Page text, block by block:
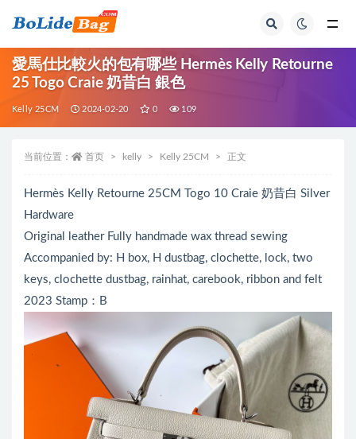
愛馬仕比較火的包有哪些 Hermès Kelly Retourne
25 Togo Craie 奶昔白 銀色
Kelly 25CM 2024-02-20 0 109
当前位置： 首页 kelly Kelly 25CM 正文
Hermès Kelly Retourne 25CM Togo 10 Craie 奶昔白 Silver
Hardware
Original leather Fully handmade wax thread sewing
Accompanied by: H box, H dustbag, clochette, lock, two
keys, clochette dustbag, rainhat, carebook, ribbon and felt
2023 Stamp：B